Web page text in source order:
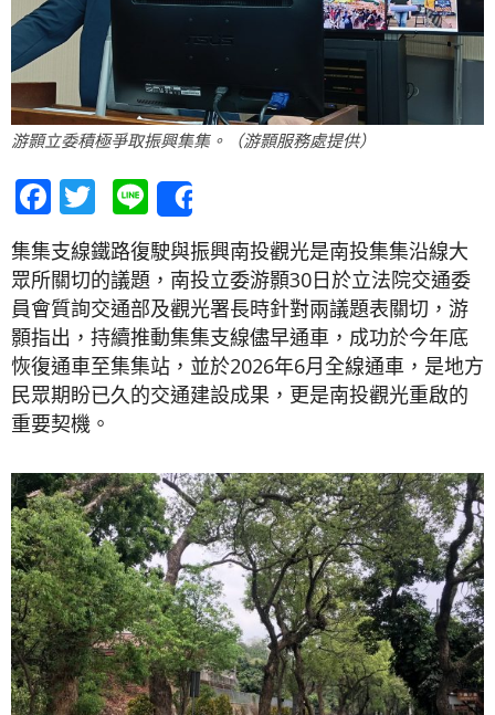
游顥立委積極爭取振興集集。（游顥服務處提供）
Facebook
Twitter
Line
集集支線鐵路復駛與振興南投觀光是南投集集沿線大
眾所關切的議題，南投立委游顥30日於立法院交通委
員會質詢交通部及觀光署長時針對兩議題表關切，游
顥指出，持續推動集集支線儘早通車，成功於今年底
恢復通車至集集站，並於2026年6月全線通車，是地方
民眾期盼已久的交通建設成果，更是南投觀光重啟的
重要契機。